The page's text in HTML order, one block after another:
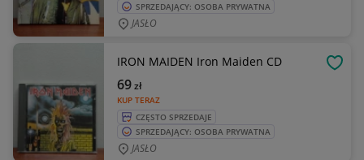
SPRZEDAJĄCY: OSOBA PRYWATNA
JASŁO
IRON MAIDEN Iron Maiden CD
KUP TERAZ
69zł
CZĘSTO SPRZEDAJE
SPRZEDAJĄCY: OSOBA PRYWATNA
JASŁO